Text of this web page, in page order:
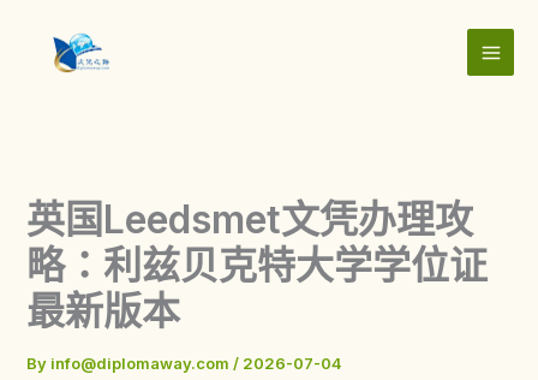
content
英国Leedsmet文凭办理攻
略：利兹贝克特大学学位证
最新版本
By info@diplomaway.com / 2026-07-04